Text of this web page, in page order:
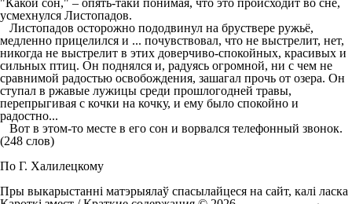
"Какой сон," – опять-таки понимая, что это происходит во сне,
усмехнулся Листопадов.
Листопадов осторожно пододвинул на бруствере ружьё,
медленно прицелился и ... почувствовал, что не выстрелит, нет,
никогда не выстрелит в этих доверчиво-спокойных, красивых и
сильных птиц. Он поднялся и, радуясь огромной, ни с чем не
сравнимой радостью освобождения, зашагал прочь от озера. Он
ступал в ржавые лужицы среди прошлогодней травы,
перепрыгивая с кочки на кочку, и ему было спокойно и
радостно...
Вот в этом-то месте в его сон и ворвался телефонный звонок.
(248 слов)
По Г. Халилецкому
Пры выкарыстанні матэрыялаў спасылайцеся на сайт, калі ласка